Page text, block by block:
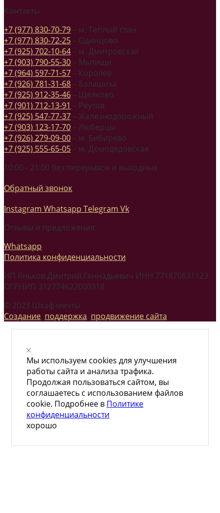
Контакты
+7 (977) 830-70-79 – м. Теплый стан
+7 (977) 830-72-25 – Одинцово
+7 (925) 702-10-64 – м. Дмитровская
+7 (903) 790-55-30 – Мытищи
+7 (964) 597-71-57 – Королев
+7 (926) 781-31-68 – Балашиха
+7 (925) 912-35-46 – Щелково
+7 (901) 712-13-91 – Реутов
+7 (925) 547-77-37 – Железнодорожный
+7 (903) 123-17-70 – Люберцы
+7 (926) 279-09-00 – м. Бибирево
+7 (925) 555-65-05 – м. Домодедовская
10:00 - 21:00 без перерывов и выходных
Обратный звонок
Instagram Whatsapp Telegram Vk
Отзывы и предложения:
Whatsapp
Политика конфиденциальности
ИП Яньков Дмитрий Геннадьевич ИНН 771870831123
ОГРНИП 312774622000318
© 2023 Шкаф мечты
Создание, поддержка, продвижение сайта
Мы используем cookies для улучшения
работы сайта и анализа трафика.
Продолжая пользоваться сайтом, вы
соглашаетесь с использованием файлов
cookie. Подробнее в Политике
конфиденциальности
хорошо